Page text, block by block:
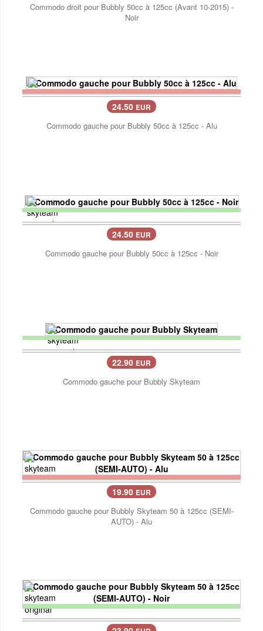
Commodo droit pour Bubbly 50cc à 125cc (Avant 10-2015) -
Noir
24.50 EUR
Commodo gauche pour Bubbly 50cc à 125cc - Alu
24.50 EUR
Commodo gauche pour Bubbly 50cc à 125cc - Noir
22.90 EUR
Commodo gauche pour Bubbly Skyteam
19.90 EUR
Commodo gauche pour Bubbly Skyteam 50 à 125cc (SEMI-
AUTO) - Alu